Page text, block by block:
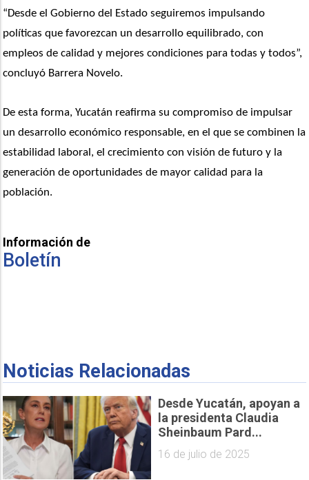
“Desde el Gobierno del Estado seguiremos impulsando
políticas que favorezcan un desarrollo equilibrado, con
empleos de calidad y mejores condiciones para todas y todos”,
concluyó Barrera Novelo.
De esta forma, Yucatán reafirma su compromiso de impulsar
un desarrollo económico responsable, en el que se combinen la
estabilidad laboral, el crecimiento con visión de futuro y la
generación de oportunidades de mayor calidad para la
población.
Información de
Boletín
Noticias Relacionadas
Desde Yucatán, apoyan a
la presidenta Claudia
Sheinbaum Pard...
16 de julio de 2025